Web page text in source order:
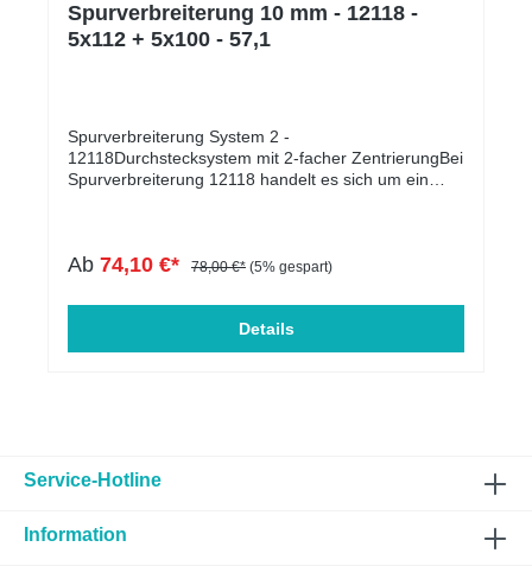
Spurverbreiterung 10 mm - 12118 -
5x112 + 5x100 - 57,1
Spurverbreiterung System 2 -
12118Durchstecksystem mit 2-facher ZentrierungBei
Spurverbreiterung 12118 handelt es sich um ein
schmäler als 12mm ist die Passfähigkeit zwischen
hierzu finden Sie in unserem Infoblatt zur
Passfähigkeit für System 2 - Download
Infoblatt / Download Vermaßungsblatt. Für
längere Radschrauben bzw. Rändelbolzen benötigt,
Befestigungsmaterial (Kegel-, Kugel- oder
Ab 74,10 €* 78,00 €* (5% gespart)
Details
Service-Hotline
Information